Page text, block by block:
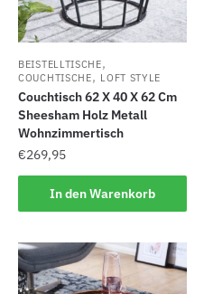
BEISTELLTISCHE,
COUCHTISCHE, LOFT STYLE
Couchtisch 62 X 40 X 62 Cm
Sheesham Holz Metall
Wohnzimmertisch
€269,95
In den Warenkorb